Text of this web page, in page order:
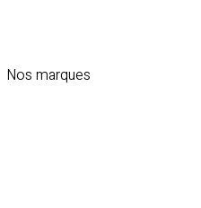
Nos marques